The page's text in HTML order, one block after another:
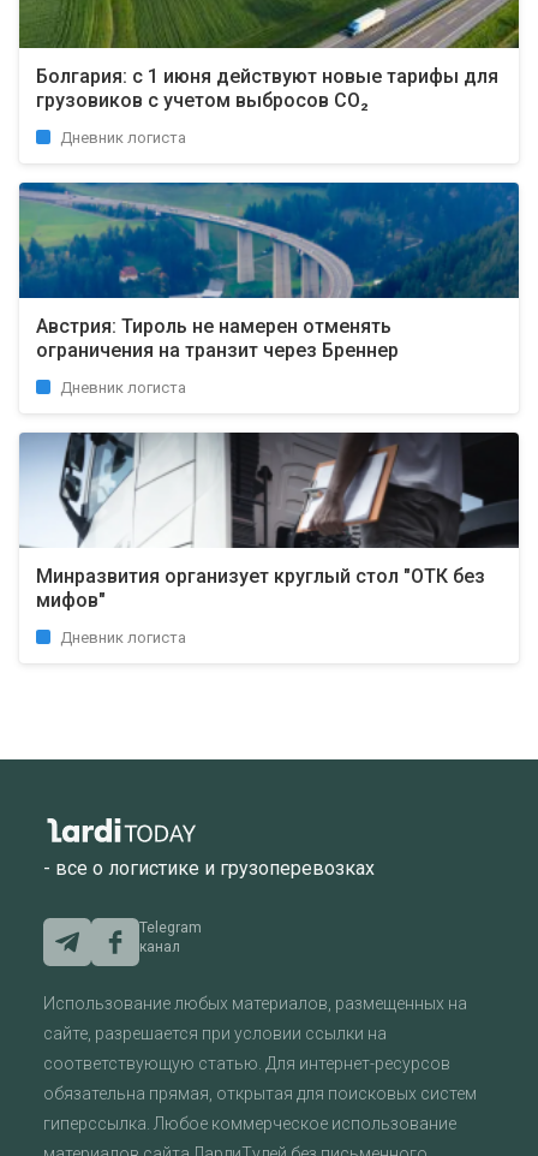
Болгария: с 1 июня действуют новые тарифы для
грузовиков с учетом выбросов CO₂
Дневник логиста
Австрия: Тироль не намерен отменять
ограничения на транзит через Бреннер
Дневник логиста
Минразвития организует круглый стол "ОТК без
мифов"
Дневник логиста
- все о логистике и грузоперевозках
Telegram
канал
Использование любых материалов, размещенных на
сайте, разрешается при условии ссылки на
соответствующую статью. Для интернет-ресурсов
обязательна прямая, открытая для поисковых систем
гиперссылка. Любое коммерческое использование